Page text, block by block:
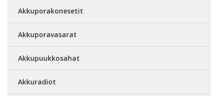
Akkuporakonesetit
Akkuporavasarat
Akkupuukkosahat
Akkuradiot